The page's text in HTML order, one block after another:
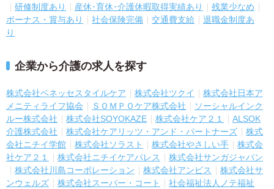
研修制度あり
産休･育休･介護休暇取得実績あり
残業少なめ
ボーナス・賞与あり
社会保険完備 交通費支給
退職金制度あ
り
企業から介護の求人を探す
株式会社ベネッセスタイルケア 株式会社ツクイ
株式会社日本ア
メニティライフ協会
ＳＯＭＰＯケア株式会社
ソーシャルインク
ルー株式会社
株式会社SOYOKAZE 株式会社ケア２１
ALSOK
介護株式会社
株式会社ケアリッツ・アンド・パートナーズ
株式
会社ニチイ学館
株式会社ソラスト 株式会社やさしい手
株式会
社ケア２１
株式会社ニチイケアパレス
株式会社サンガジャパン
株式会社川島コーポレーション
株式会社アンビス
株式会社サ
ンウェルズ
株式会社スーパー・コート
社会福祉法人ノテ福祉